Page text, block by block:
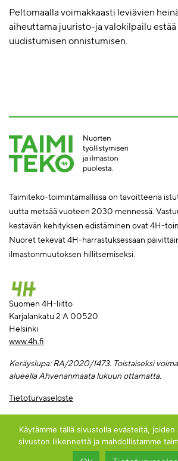
Peltomaalla voimakkaasti leviävien
aiheuttama juuristo-ja valokilpailu estää
uudistumisen onnistumisen.
Taimiteko-toimintamallissa on tavoitteena
uutta metsää vuoteen 2030 mennessä.
kestävän kehityksen edistäminen ovat 4H-
Nuoret tekevät 4H-harrastuksessaan
ilmastonmuutoksen hillitsemiseksi.
Suomen 4H-liitto
Karjalankatu 2 A 00520
Helsinki
www.4h.fi
Keräyslupa: RA/2020/1473. Toistaiseksi
alueella Ahvenanmaata lukuun ottamatta.
Tietoturvaseloste
Käytämme tällä sivustolla evästeitä, joiden
sivuston liikennettä ja mahdollistamme